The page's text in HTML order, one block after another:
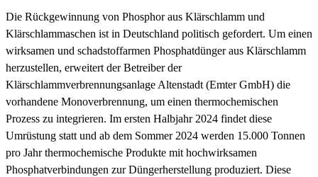
Die Rückgewinnung von Phosphor aus Klärschlamm und
Klärschlammaschen ist in Deutschland politisch gefordert. Um einen
wirksamen und schadstoffarmen Phosphatdünger aus Klärschlamm
herzustellen, erweitert der Betreiber der
Klärschlammverbrennungsanlage Altenstadt (Emter GmbH) die
vorhandene Monoverbrennung, um einen thermochemischen
Prozess zu integrieren. Im ersten Halbjahr 2024 findet diese
Umrüstung statt und ab dem Sommer 2024 werden 15.000 Tonnen
pro Jahr thermochemische Produkte mit hochwirksamen
Phosphatverbindungen zur Düngerherstellung produziert. Diese